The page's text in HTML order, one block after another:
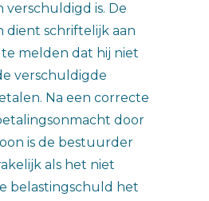
verschuldigd is. De
dient schriftelijk aan
melden dat hij niet
verschuldigde
Na een correcte
door
is de bestuurder
als het niet
belastingschuld het